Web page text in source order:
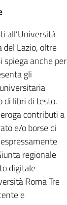
all’Università
del Lazio, oltre
spiega anche per
gli
di libri di testo.
contributi a
e/o borse di
regionale
digitale
Roma Tre
e